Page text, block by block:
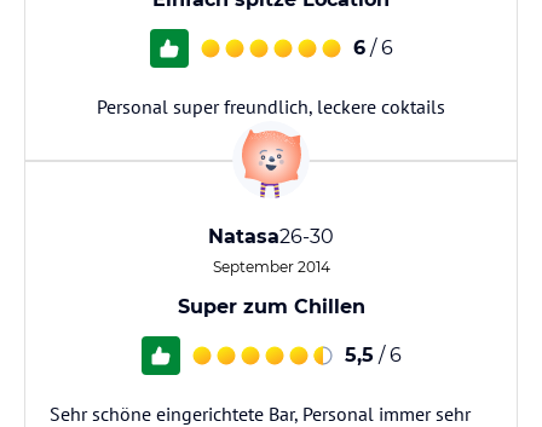
6 / 6
Personal super freundlich, leckere coktails
Natasa26-30
September 2014
Super zum Chillen
5,5 / 6
Sehr schöne eingerichtete Bar, Personal immer sehr